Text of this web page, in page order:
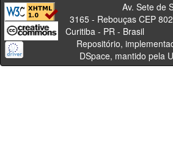
Av. Sete de
3165 - Rebouças CEP
Curitiba - PR -
Repositório,
DSpace, mantido pela